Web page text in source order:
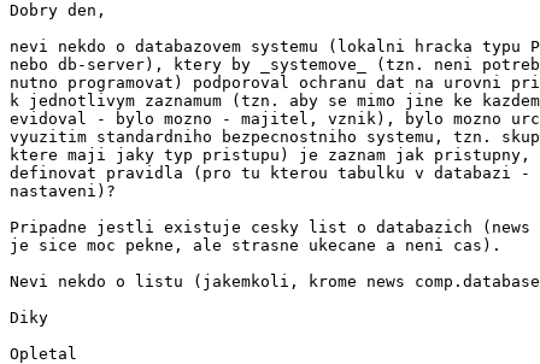
Dobry den,
nevi nekdo o databazovem systemu (lokalni hracka typu
nebo db-server), ktery by _systemove_ (tzn. neni
nutno programovat) podporoval ochranu dat na urovni
k jednotlivym zaznamum (tzn. aby se mimo jine ke
evidoval - bylo mozno - majitel, vznik), bylo mozno
vyuzitim standardniho bezpecnostniho systemu, tzn.
ktere maji jaky typ pristupu) je zaznam jak pristupny,
definovat pravidla (pro tu kterou tabulku v databazi -
nastaveni)?
Pripadne jestli existuje cesky list o databazich (news
je sice moc pekne, ale strasne ukecane a neni cas).
Nevi nekdo o listu (jakemkoli, krome news
Diky